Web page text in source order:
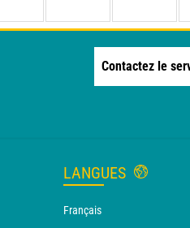
Contactez le
LANGUES
Français